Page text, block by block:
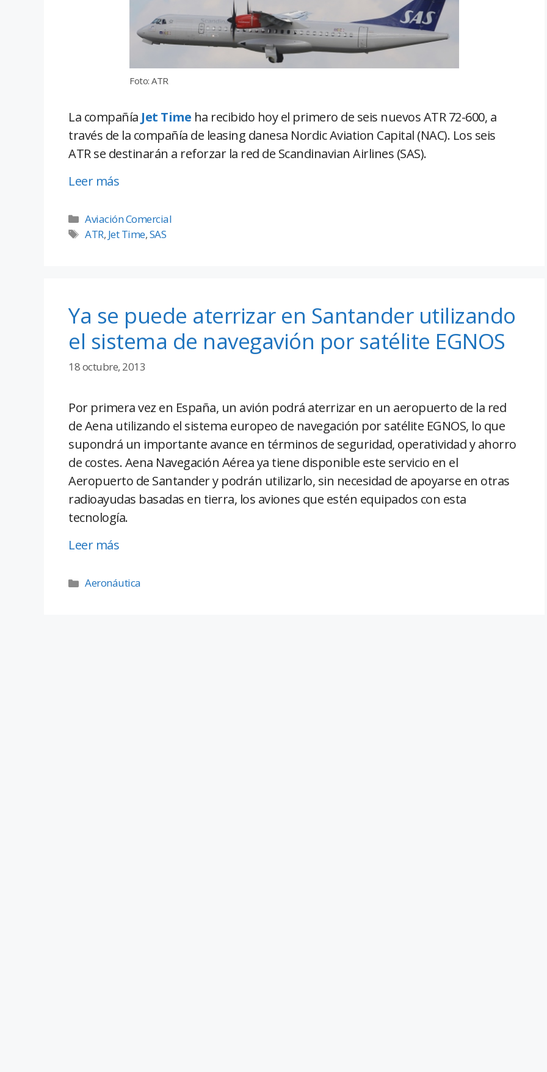
Foto: ATR
La compañía Jet Time ha recibido hoy el primero de seis nuevos ATR 72-600, a
través de la compañía de leasing danesa Nordic Aviation Capital (NAC). Los seis
ATR se destinarán a reforzar la red de Scandinavian Airlines (SAS).
Leer más
Aviación Comercial
ATR, Jet Time,SAS
Ya se puede aterrizar en Santander utilizando
el sistema de navegavión por satélite EGNOS
18 octubre, 2013
Por primera vez en España, un avión podrá aterrizar en un aeropuerto de la red
de Aena utilizando el sistema europeo de navegación por satélite EGNOS, lo que
supondrá un importante avance en términos de seguridad, operatividad y ahorro
de costes. Aena Navegación Aérea ya tiene disponible este servicio en el
Aeropuerto de Santander y podrán utilizarlo, sin necesidad de apoyarse en otras
radioayudas basadas en tierra, los aviones que estén equipados con esta
tecnología.
Leer más
Aeronáutica